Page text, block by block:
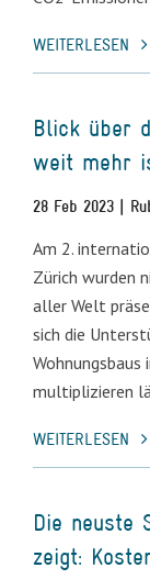
WEITERLESEN
Blick über
weit mehr
28 Feb 2023 |
Am 2.
Zürich wurden
aller Welt
sich die
Wohnungsbaus
multiplizieren
WEITERLESEN
Die neuste
zeigt: